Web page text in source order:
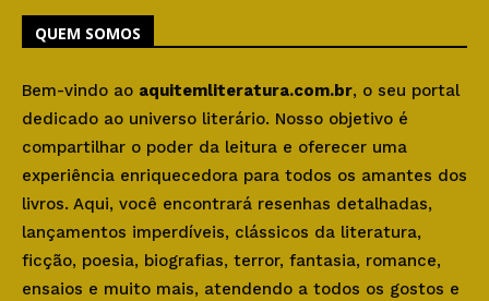
QUEM SOMOS
Bem-vindo ao aquitemliteratura.com.br, o seu portal
dedicado ao universo literário. Nosso objetivo é
compartilhar o poder da leitura e oferecer uma
experiência enriquecedora para todos os amantes dos
livros. Aqui, você encontrará resenhas detalhadas,
lançamentos imperdíveis, clássicos da literatura,
ficção, poesia, biografias, terror, fantasia, romance,
ensaios e muito mais, atendendo a todos os gostos e